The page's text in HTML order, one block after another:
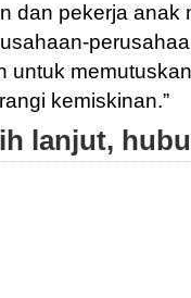
dan pekerja anak
untuk
kemiskinan.”
lanjut,